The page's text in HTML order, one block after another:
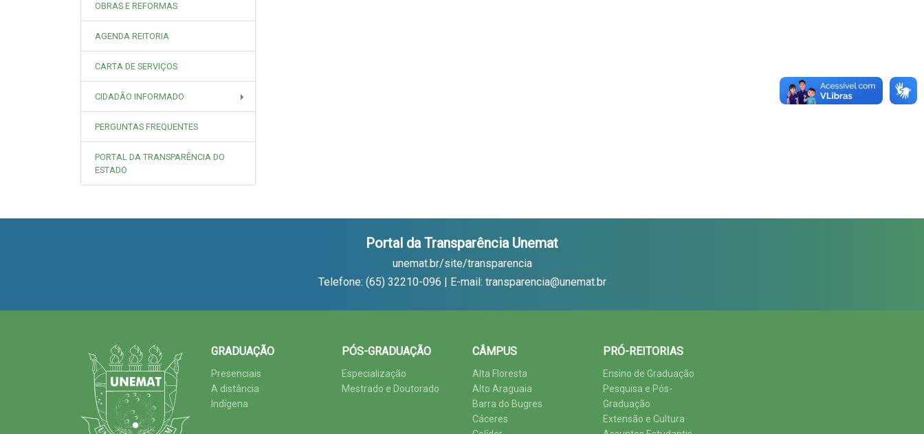
OBRAS E REFORMAS
AGENDA REITORIA
CARTA DE SERVIÇOS
CIDADÃO INFORMADO
PERGUNTAS FREQUENTES
PORTAL DA TRANSPARÊNCIA DO
ESTADO
Portal da Transparência Unemat
unemat.br/site/transparencia
Telefone: (65) 32210-096 | E-mail: transparencia@unemat.br
GRADUAÇÃO
Presenciais
A distância
Indígena
PÓS-GRADUAÇÃO
Especialização
Mestrado e Doutorado
CÂMPUS
Alta Floresta
Alto Araguaia
Barra do Bugres
Cáceres
PRÓ-REITORIAS
Ensino de Graduação
Pesquisa e Pós-
Graduação
Extensão e Cultura